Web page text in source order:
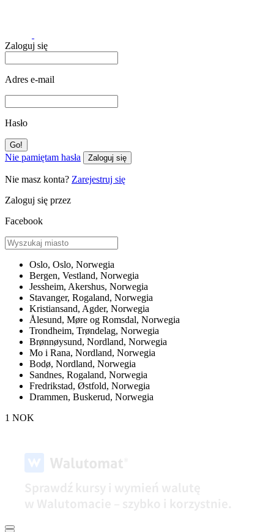
Zaloguj się
Adres e-mail
Hasło
Nie pamiętam hasła Zaloguj się
Nie masz konta? Zarejestruj się
Zaloguj się przez
Facebook
Oslo, Oslo, Norwegia
Bergen, Vestland, Norwegia
Jessheim, Akershus, Norwegia
Stavanger, Rogaland, Norwegia
Kristiansand, Agder, Norwegia
Ålesund, Møre og Romsdal, Norwegia
Trondheim, Trøndelag, Norwegia
Brønnøysund, Nordland, Norwegia
Mo i Rana, Nordland, Norwegia
Bodø, Nordland, Norwegia
Sandnes, Rogaland, Norwegia
Fredrikstad, Østfold, Norwegia
Drammen, Buskerud, Norwegia
1 NOK